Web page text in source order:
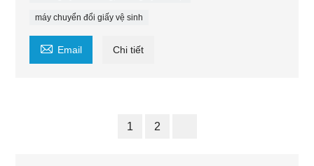
máy chuyển đổi giấy vệ sinh
 Email Chi tiết
1 2